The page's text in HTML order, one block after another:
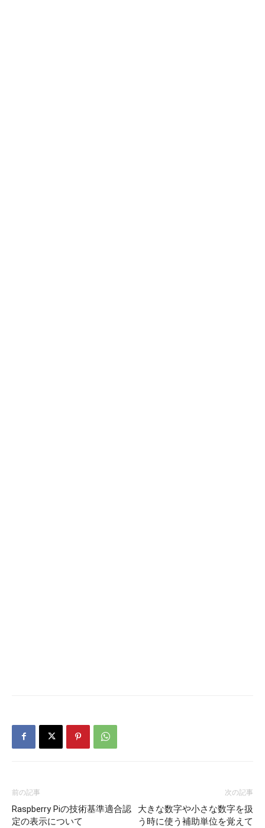
前の記事
Raspberry Piの技術基準適合認
定の表示について
次の記事
大きな数字や小さな数字を扱
う時に使う補助単位を覚えて